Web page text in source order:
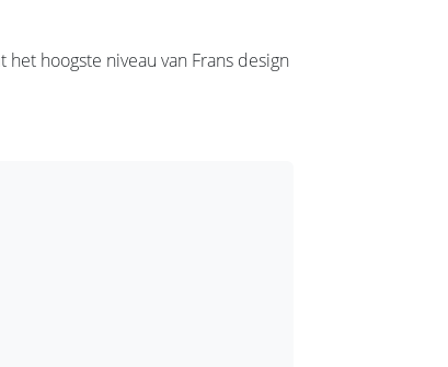
het hoogste niveau van Frans design